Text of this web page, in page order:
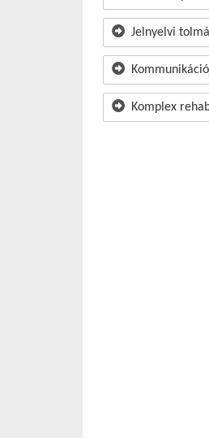
Jelnyelvi
Komplex